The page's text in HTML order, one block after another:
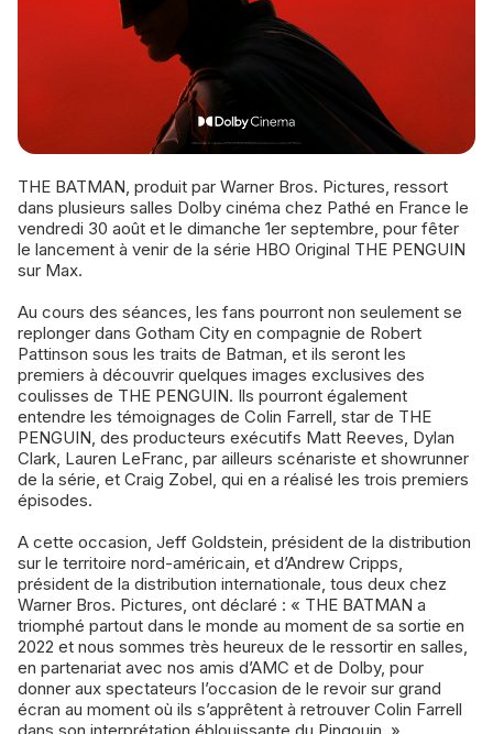
THE BATMAN, produit par Warner Bros. Pictures, ressort
dans plusieurs salles Dolby cinéma chez Pathé en France le
vendredi 30 août et le dimanche 1er septembre, pour fêter
le lancement à venir de la série HBO Original THE PENGUIN
sur Max.
Au cours des séances, les fans pourront non seulement se
replonger dans Gotham City en compagnie de Robert
Pattinson sous les traits de Batman, et ils seront les
premiers à découvrir quelques images exclusives des
coulisses de THE PENGUIN. Ils pourront également
entendre les témoignages de Colin Farrell, star de THE
PENGUIN, des producteurs exécutifs Matt Reeves, Dylan
Clark, Lauren LeFranc, par ailleurs scénariste et showrunner
de la série, et Craig Zobel, qui en a réalisé les trois premiers
épisodes.
A cette occasion, Jeff Goldstein, président de la distribution
sur le territoire nord-américain, et d’Andrew Cripps,
président de la distribution internationale, tous deux chez
Warner Bros. Pictures, ont déclaré : « THE BATMAN a
triomphé partout dans le monde au moment de sa sortie en
2022 et nous sommes très heureux de le ressortir en salles,
en partenariat avec nos amis d’AMC et de Dolby, pour
donner aux spectateurs l’occasion de le revoir sur grand
écran au moment où ils s’apprêtent à retrouver Colin Farrell